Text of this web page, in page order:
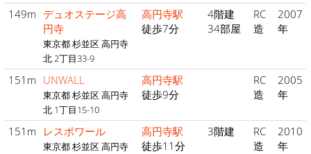
149m デュオステージ高
円寺
東京都 杉並区 高円寺
北 2丁目33-9
高円寺駅
徒歩7分
4階建
34部屋
RC
造
2007
年
151m UNWALL
東京都 杉並区 高円寺
北 1丁目15-10
高円寺駅
徒歩9分
RC
造
2005
年
151m レスポワール
東京都 杉並区 高円寺
高円寺駅
徒歩11分
3階建
RC
造
2010
年